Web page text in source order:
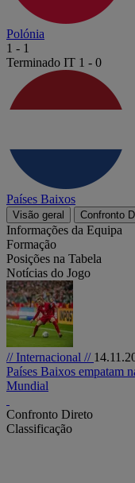
Polónia
1 - 1
Terminado IT 1 - 0
Países Baixos
Visão geral Confronto
Informações da Equipa
Formação
Posições na Tabela
Notícias do Jogo
// Internacional //
Países Baixos empatam
Mundial
Confronto Direto
Classificação